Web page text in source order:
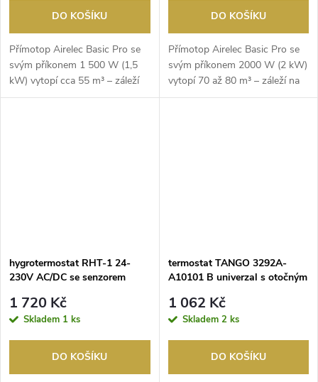
DO KOŠÍKU
Přímotop Airelec Basic Pro se
svým příkonem 1 500 W (1,5
kW) vytopí cca 55 m³ – záleží
na zateplení ...
DO KOŠÍKU
Přímotop Airelec Basic Pro se
svým příkonem 2000 W (2 kW)
vytopí 70 až 80 m³ – záleží na
zateplení d...
hygrotermostat RHT-1 24-
230V AC/DC se senzorem
1 720 Kč
Skladem 1 ks
DO KOŠÍKU
termostat TANGO 3292A-
A10101 B univerzal s otočným
1 062 Kč
Skladem 2 ks
DO KOŠÍKU